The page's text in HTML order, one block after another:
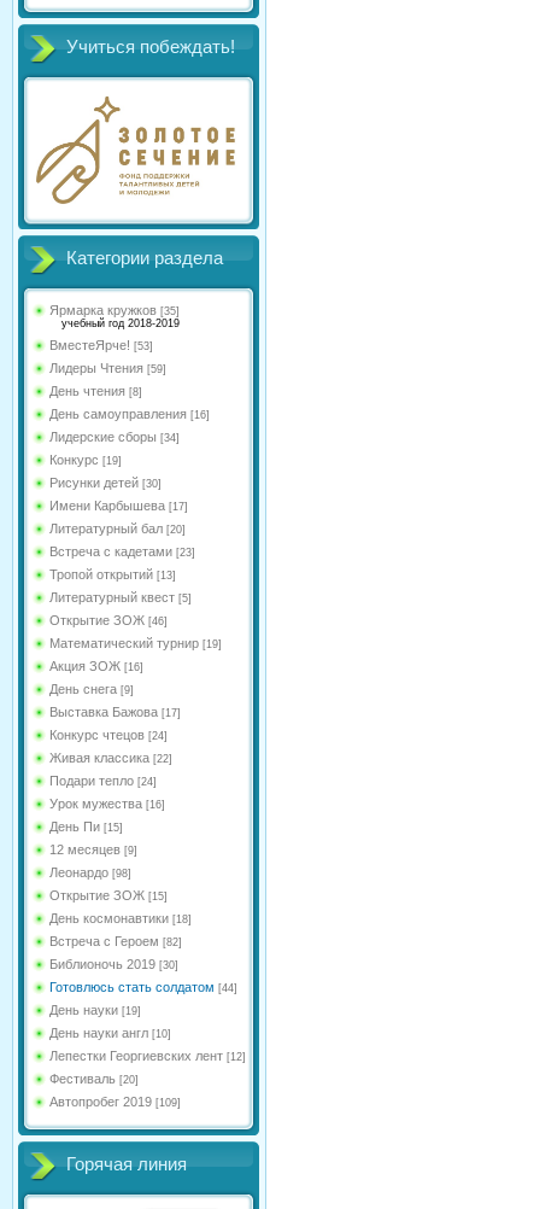
Учиться побеждать!
Категории раздела
Ярмарка кружков [35]
учебный год 2018-2019
ВместеЯрче! [53]
Лидеры Чтения [59]
День чтения [8]
День самоуправления [16]
Лидерские сборы [34]
Конкурс [19]
Рисунки детей [30]
Имени Карбышева [17]
Литературный бал [20]
Встреча с кадетами [23]
Тропой открытий [13]
Литературный квест [5]
Открытие ЗОЖ [46]
Математический турнир [19]
Акция ЗОЖ [16]
День снега [9]
Выставка Бажова [17]
Конкурс чтецов [24]
Живая классика [22]
Подари тепло [24]
Урок мужества [16]
День Пи [15]
12 месяцев [9]
Леонардо [98]
Открытие ЗОЖ [15]
День космонавтики [18]
Встреча с Героем [82]
Библионочь 2019 [30]
Готовлюсь стать солдатом [44]
День науки [19]
День науки англ [10]
Лепестки Георгиевских лент [12]
Фестиваль [20]
Автопробег 2019 [109]
Горячая линия